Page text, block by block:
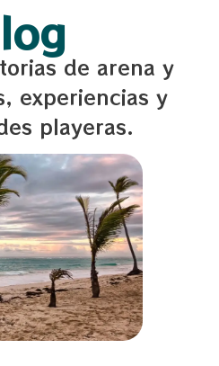
de arena y
experiencias y
playeras.